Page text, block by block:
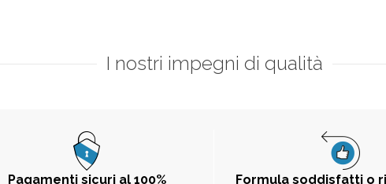
I nostri impegni di qualità
Pagamenti sicuri al 100% Formula soddisfatti o